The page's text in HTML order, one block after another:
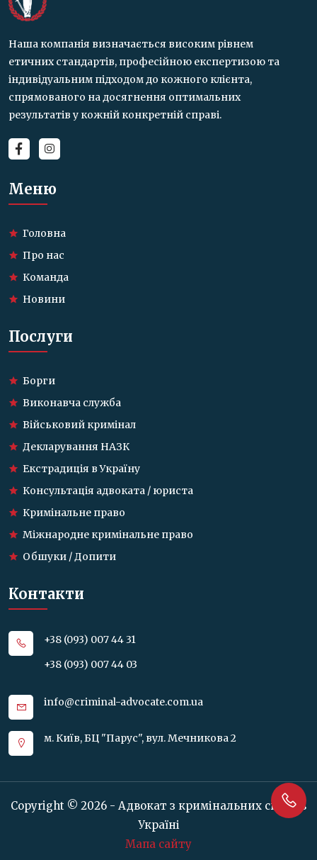
Наша компанія визначається високим рівнем
етичних стандартів, професійною експертизою та
індивідуальним підходом до кожного клієнта,
спрямованого на досягнення оптимальних
результатів у кожній конкретній справі.
Меню
Головна
Про нас
Команда
Новини
Послуги
Борги
Виконавча служба
Військовий кримінал
Декларування НАЗК
Екстрадиція в Україну
Консультація адвоката / юриста
Кримінальне право
Міжнародне кримінальне право
Обшуки / Допити
Контакти
+38 (093) 007 44 31
+38 (093) 007 44 03
info@criminal-advocate.com.ua
м. Київ, БЦ "Парус", вул. Мечникова 2
Copyright © 2026 - Адвокат з кримінальних справ в
Україні
Мапа сайту